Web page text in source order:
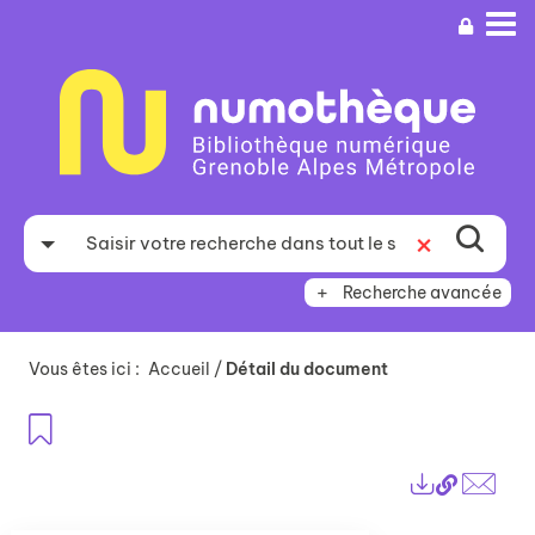
recherche
Recherche avancée
Vous êtes ici : Accueil / Détail du document
Lien